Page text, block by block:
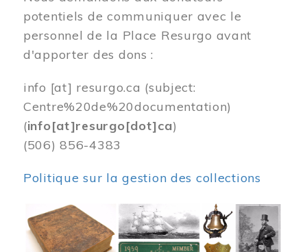
potentiels de communiquer avec le
personnel de la Place Resurgo avant
d'apporter des dons :
info [at] resurgo.ca (subject:
Centre%20de%20documentation)
(info[at]resurgo[dot]ca)
(506) 856-4383
Politique sur la gestion des collections